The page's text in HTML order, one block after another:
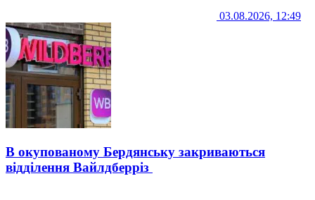
03.08.2026, 12:49
В окупованому Бердянську закриваються
відділення Вайлдберріз